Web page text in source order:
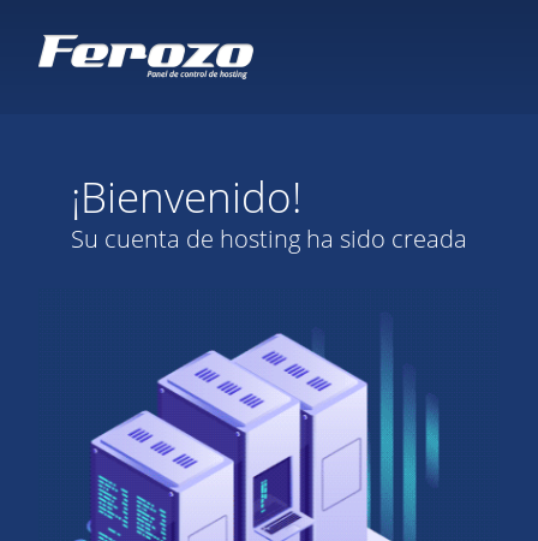
¡Bienvenido!
Su cuenta de hosting ha sido creada